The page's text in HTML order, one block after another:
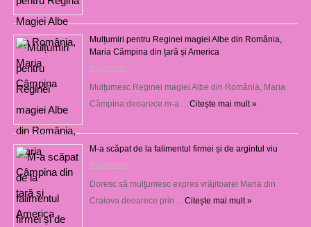
Mulțumiri pentru Reginei magiei Albe din România,
Maria Câmpina din țară și America
22/05/2025
Mulţumesc Reginei magiei Albe din România, Maria
Câmpina deoarece m-a … Citește mai mult »
M-a scăpat de la falimentul firmei și de argintul viu
13/03/2025
Doresc să mulţumesc expres vrăjitoarei Maria din
Craiova deoarece prin … Citește mai mult »